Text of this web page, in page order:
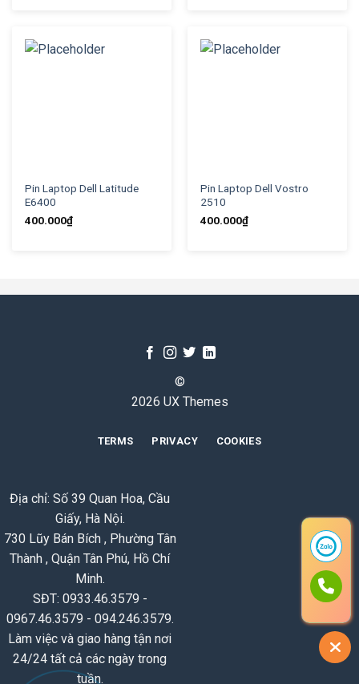
Pin Laptop Dell Latitude
E6400
400.000₫
Pin Laptop Dell Vostro
2510
400.000₫
©
2026 UX Themes
TERMS PRIVACY COOKIES
Địa chỉ: Số 39 Quan Hoa, Cầu
Giấy, Hà Nội.
730 Lũy Bán Bích , Phường Tân
Thành , Quận Tân Phú, Hồ Chí
Minh.
SĐT: 0933.46.3579 -
0967.46.3579 - 094.246.3579.
Làm việc và giao hàng tận nơi
24/24 tất cả các ngày trong
tuần.